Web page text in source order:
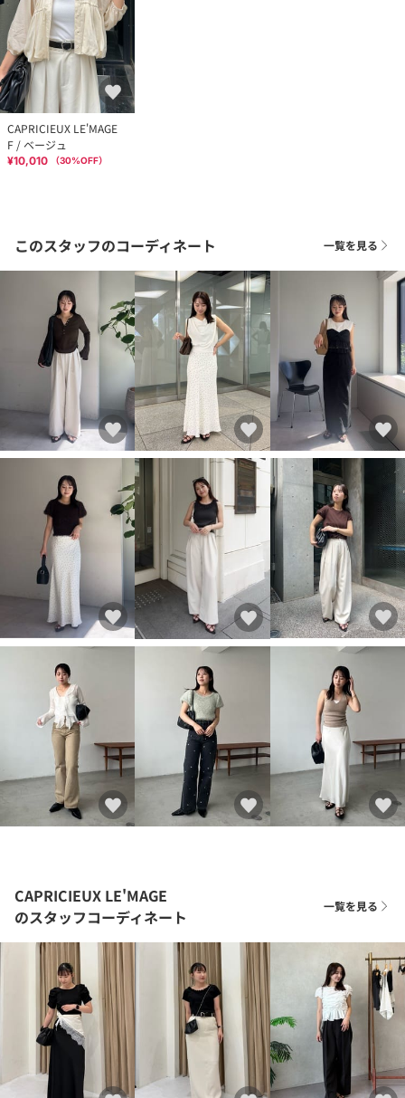
CAPRICIEUX LE'MAGE
F / ベージュ
¥10,010 （30%OFF）
このスタッフのコーディネート 一覧を見る
CAPRICIEUX LE'MAGE
のスタッフコーディネート
一覧を見る